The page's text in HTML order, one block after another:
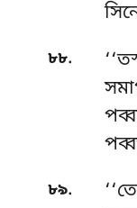
৮৮.
৮৯.